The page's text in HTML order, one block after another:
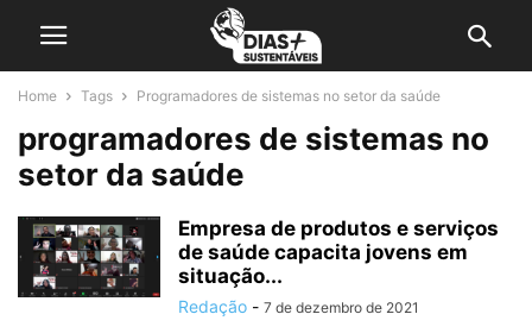
Home Tags Programadores de sistemas no setor da saúde
programadores de sistemas no
setor da saúde
Empresa de produtos e serviços
de saúde capacita jovens em
situação...
Redação - 7 de dezembro de 2021